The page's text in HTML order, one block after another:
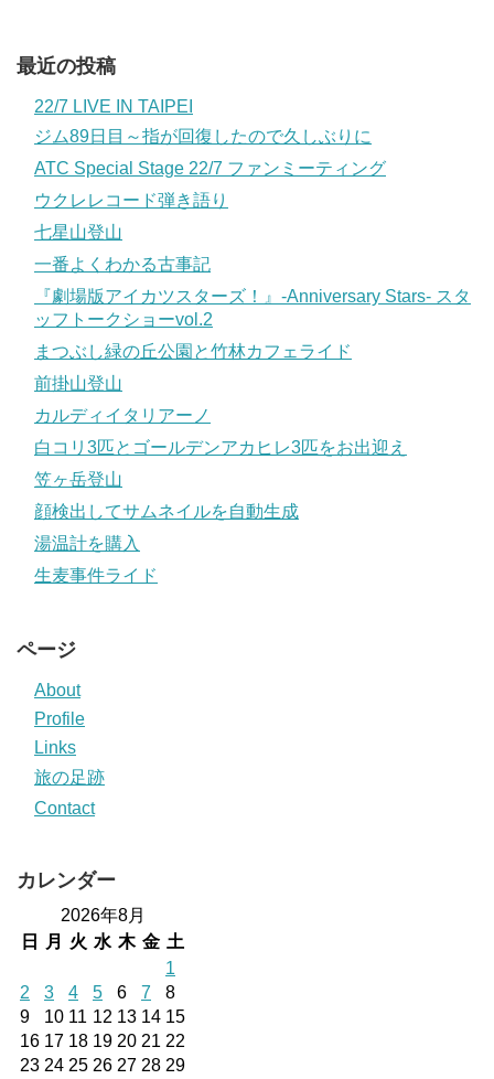
最近の投稿
22/7 LIVE IN TAIPEI
ジム89日目～指が回復したので久しぶりに
ATC Special Stage 22/7 ファンミーティング
ウクレレコード弾き語り
七星山登山
一番よくわかる古事記
『劇場版アイカツスターズ！』-Anniversary Stars- スタ
ッフトークショーvol.2
まつぶし緑の丘公園と竹林カフェライド
前掛山登山
カルディイタリアーノ
白コリ3匹とゴールデンアカヒレ3匹をお出迎え
笠ヶ岳登山
顔検出してサムネイルを自動生成
湯温計を購入
生麦事件ライド
ページ
About
Profile
Links
旅の足跡
Contact
カレンダー
2026年8月
日
月 火 水 木 金 土
1
2
3 4 5 6 7
8
9
10 11 12 13 14 15
16 17 18 19 20 21 22
23 24 25 26 27 28 29